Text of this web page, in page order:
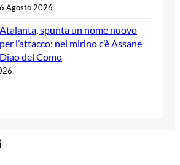
6 Agosto 2026
Atalanta, spunta un nome nuovo
per l’attacco: nel mirino c’è Assane
Diao del Como